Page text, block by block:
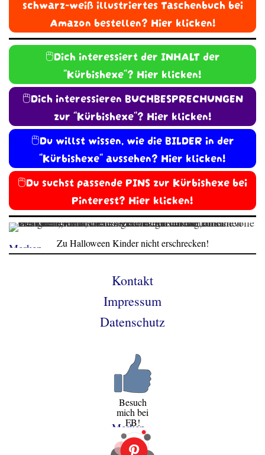
schwarz-weiß illustriertes Taschenbuch bei
Amazon bestellen? Hier klicken!
🖱️Dich interessiert der INHALT der
"Kürbishexe"? Hier klicken!
🖱️Dich interessieren BUCHBESPRECHUNGEN
zur "Kürbishexe"? Hier klicken!
🖱️Du willst wissen, wie die BILDER in der
"Kürbishexe" aussehen? Hier klicken!
🖱️Du suchst passende PINS zur Kürbishexe bei
Pinterest? Hier klicken!
Zu Halloween Kinder nicht erschrecken!
Merken
Kontakt
Impressum
Datenschutz
Besuch
mich bei
FB!
Merken